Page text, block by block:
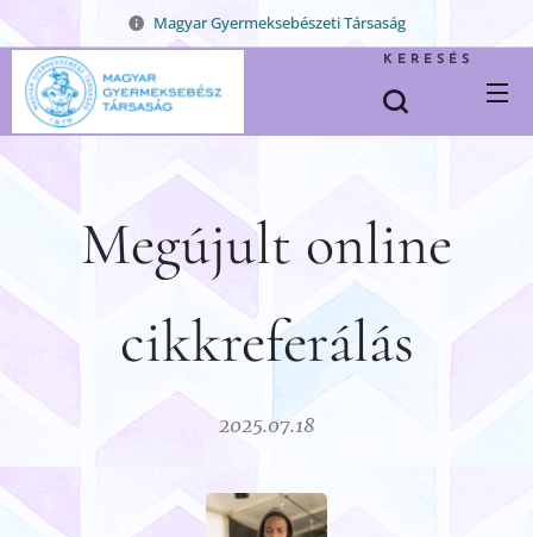
Magyar Gyermeksebészeti Társaság
KERESÉS
Megújult online
cikkreferálás
2025.07.18